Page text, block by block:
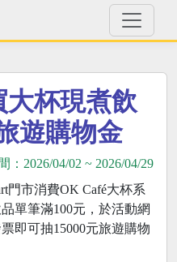
杯現煮飲
遊購物金
： 2026/04/02 ~ 2026/04/29
門市消費OK Café大杯系
單筆滿100元，於活動網
即可抽15000元旅遊購物